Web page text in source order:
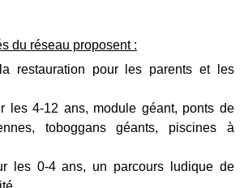
du réseau proposent :
la restauration pour les parents et les
les 4-12 ans, module géant, ponts de
toboggans géants, piscines à
les 0-4 ans, un parcours ludique de